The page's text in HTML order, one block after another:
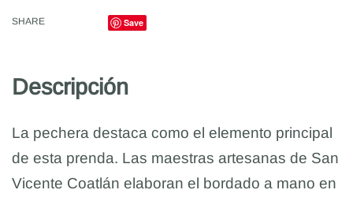
SHARE Save
Descripción
La pechera destaca como el elemento principal
de esta prenda. Las maestras artesanas de San
Vicente Coatlán elaboran el bordado a mano en